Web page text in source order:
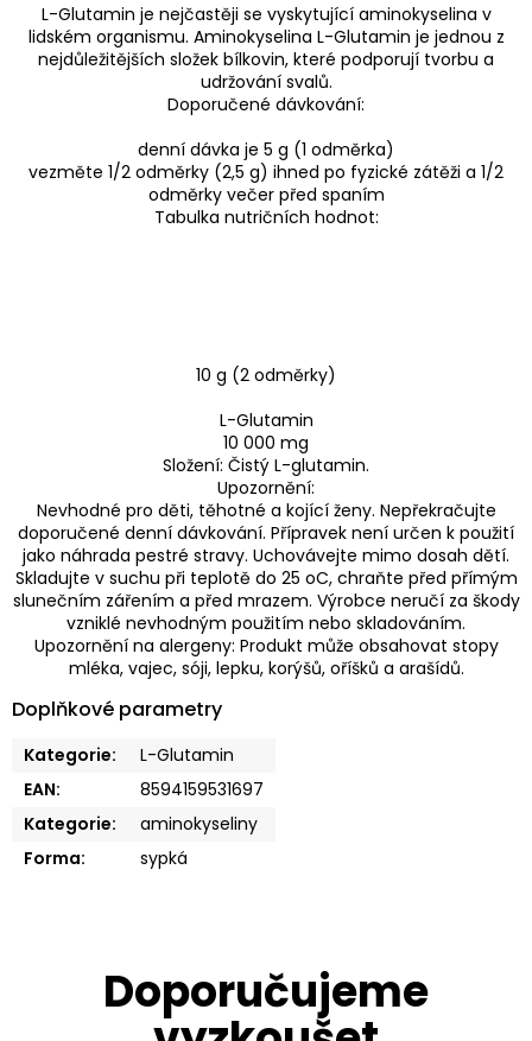
L-Glutamin je nejčastěji se vyskytující aminokyselina v
lidském organismu. Aminokyselina L-Glutamin je jednou z
nejdůležitějších složek bílkovin, které podporují tvorbu a
udržování svalů.
Doporučené dávkování:
denní dávka je 5 g (1 odměrka)
vezměte 1/2 odměrky (2,5 g) ihned po fyzické zátěži a 1/2
odměrky večer před spaním
Tabulka nutričních hodnot:
10 g (2 odměrky)
L-Glutamin
10 000 mg
Složení: Čistý L-glutamin.
Upozornění:
Nevhodné pro děti, těhotné a kojící ženy. Nepřekračujte
doporučené denní dávkování. Přípravek není určen k použití
jako náhrada pestré stravy. Uchovávejte mimo dosah dětí.
Skladujte v suchu při teplotě do 25 oC, chraňte před přímým
slunečním zářením a před mrazem. Výrobce neručí za škody
vzniklé nevhodným použitím nebo skladováním.
Upozornění na alergeny: Produkt může obsahovat stopy
mléka, vajec, sóji, lepku, korýšů, oříšků a arašídů.
Doplňkové parametry
Kategorie:
L-Glutamin
EAN:
8594159531697
Kategorie:
aminokyseliny
Forma: sypká